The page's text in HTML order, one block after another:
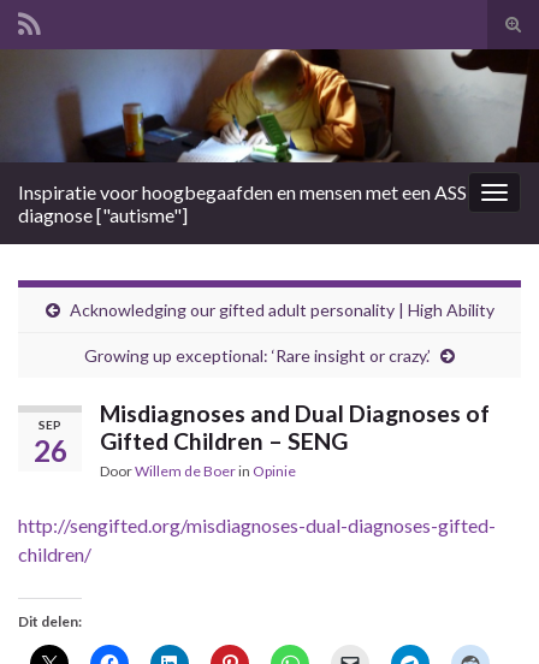
Search for:
Inspiratie voor hoogbegaafden en mensen met een ASS
diagnose ["autisme"]
Acknowledging our gifted adult personality | High Ability
Growing up exceptional: ‘Rare insight or crazy.’
SEP
26
Misdiagnoses and Dual Diagnoses of
Gifted Children – SENG
DoorWillem de Boerin Opinie
http://sengifted.org/misdiagnoses-dual-diagnoses-gifted-
children/
Dit delen: